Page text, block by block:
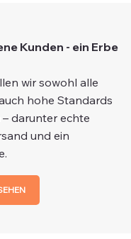
Kunden - ein Erbe
wir sowohl alle
hohe Standards
darunter echte
und ein